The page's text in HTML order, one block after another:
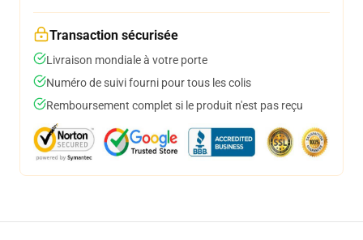
Transaction sécurisée
Livraison mondiale à votre porte
Numéro de suivi fourni pour tous les colis
Remboursement complet si le produit n'est pas reçu